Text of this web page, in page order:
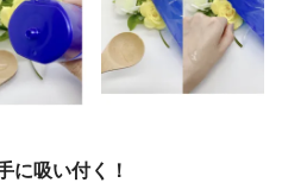
に吸い付く！